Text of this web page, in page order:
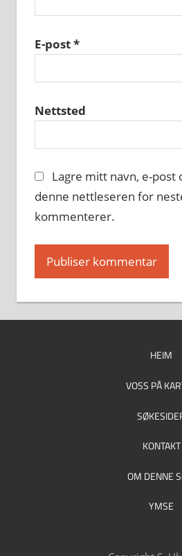
E-post*
Nettsted
Lagre mitt navn, e-post
denne nettleseren for
kommenterer.
HEIM
VOSS PÅ
KONTAKT
OM DENNE
YMSE